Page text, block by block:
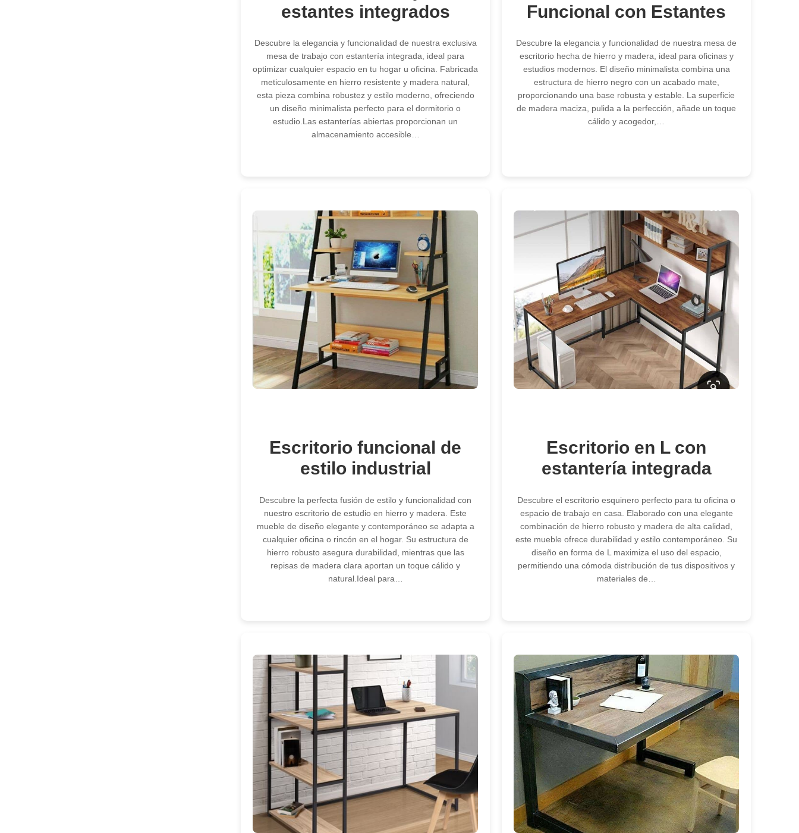
estantes integrados
Descubre la elegancia y funcionalidad de nuestra exclusiva
mesa de trabajo con estantería integrada, ideal para
optimizar cualquier espacio en tu hogar u oficina. Fabricada
meticulosamente en hierro resistente y madera natural,
esta pieza combina robustez y estilo moderno, ofreciendo
un diseño minimalista perfecto para el dormitorio o
estudio.Las estanterías abiertas proporcionan un
almacenamiento accesible…
Funcional con Estantes
Descubre la elegancia y funcionalidad de nuestra mesa de
escritorio hecha de hierro y madera, ideal para oficinas y
estudios modernos. El diseño minimalista combina una
estructura de hierro negro con un acabado mate,
proporcionando una base robusta y estable. La superficie
de madera maciza, pulida a la perfección, añade un toque
cálido y acogedor,…
Escritorio funcional de
estilo industrial
Descubre la perfecta fusión de estilo y funcionalidad con
nuestro escritorio de estudio en hierro y madera. Este
mueble de diseño elegante y contemporáneo se adapta a
cualquier oficina o rincón en el hogar. Su estructura de
hierro robusto asegura durabilidad, mientras que las
repisas de madera clara aportan un toque cálido y
natural.Ideal para…
Escritorio en L con
estantería integrada
Descubre el escritorio esquinero perfecto para tu oficina o
espacio de trabajo en casa. Elaborado con una elegante
combinación de hierro robusto y madera de alta calidad,
este mueble ofrece durabilidad y estilo contemporáneo. Su
diseño en forma de L maximiza el uso del espacio,
permitiendo una cómoda distribución de tus dispositivos y
materiales de…